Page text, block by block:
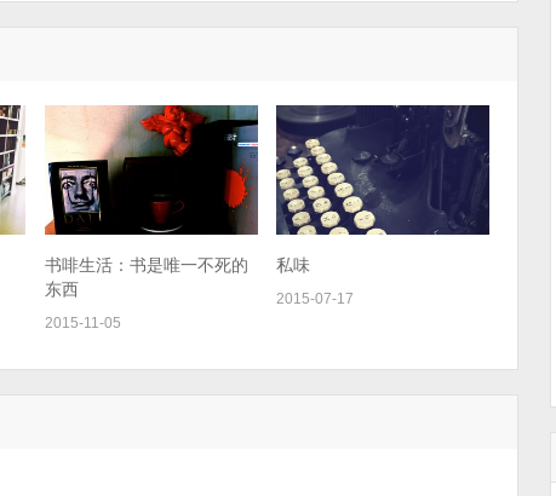
书啡生活：书是唯一不死的
东西
2015-11-05
私味
2015-07-17